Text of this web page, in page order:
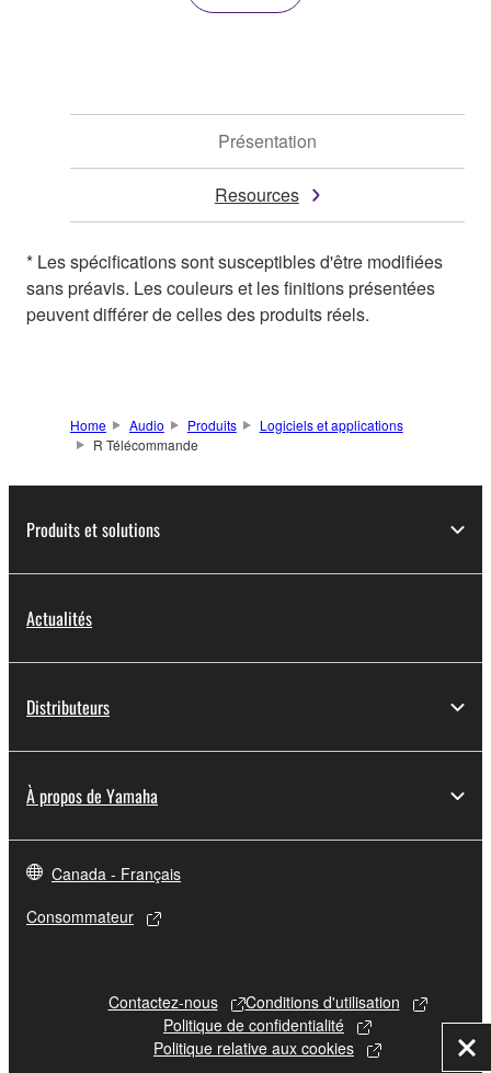
Présentation
Resources
* Les spécifications sont susceptibles d'être modifiées
sans préavis. Les couleurs et les finitions présentées
peuvent différer de celles des produits réels.
Home Audio Produits
Logiciels et applications
R Télécommande
Produits et solutions
Actualités
Distributeurs
À propos de Yamaha
Canada - Français
Consommateur
Contactez-nous
Conditions d'utilisation
Politique de confidentialité
Politique relative aux cookies